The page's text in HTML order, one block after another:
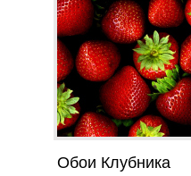
Обои Клубника